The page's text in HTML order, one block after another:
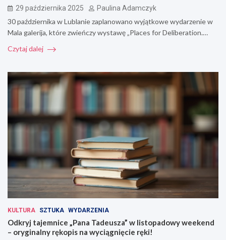
29 października 2025 Paulina Adamczyk
30 października w Lublanie zaplanowano wyjątkowe wydarzenie w
Mala galerija, które zwieńczy wystawę „Places for Deliberation.…
Czytaj dalej
KULTURA SZTUKA WYDARZENIA
Odkryj tajemnice „Pana Tadeusza” w listopadowy weekend
– oryginalny rękopis na wyciągnięcie ręki!